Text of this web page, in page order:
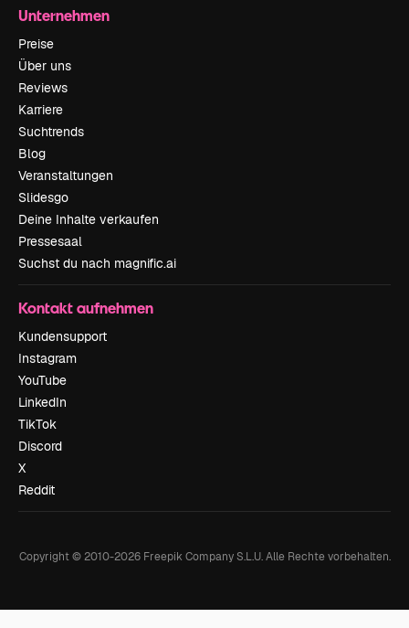
Unternehmen
Preise
Über uns
Reviews
Karriere
Suchtrends
Blog
Veranstaltungen
Slidesgo
Deine Inhalte verkaufen
Pressesaal
Suchst du nach magnific.ai
Kontakt aufnehmen
Kundensupport
Instagram
YouTube
LinkedIn
TikTok
Discord
X
Reddit
Copyright © 2010-2026Freepik Company S.L.U. Alle Rechte vorbehalten.